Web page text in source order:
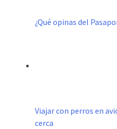
¿Qué opinas del
Viajar con perros en
cerca